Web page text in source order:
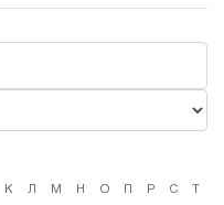
К Л М Н О Р С